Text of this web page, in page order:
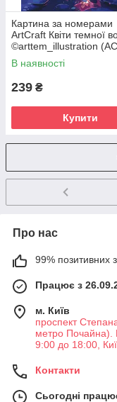
Картина за номерами
ArtCraft Квіти темної
©arttem_illustration
13172-AC) 40 х 50 см
В наявності
239 ₴
Купити
Про нас
99% позитивних з
Працює з
м. Київ
проспект
метро Почайна).
9:00 до 18:00,
Контакти
Сьогодні